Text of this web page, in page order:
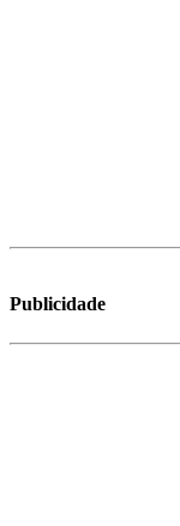
Publicidade